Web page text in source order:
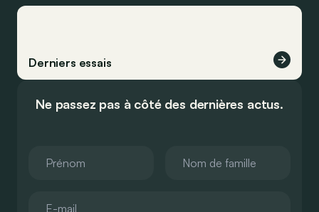
Derniers essais
Ne passez pas à côté des dernières actus.